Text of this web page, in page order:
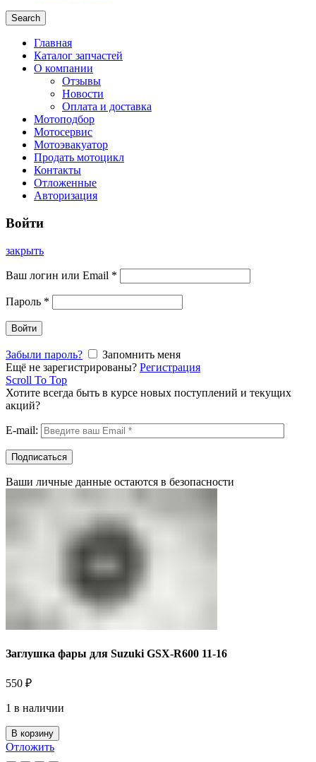
Search
Главная
Каталог запчастей
О компании
Отзывы
Новости
Оплата и доставка
Мотоподбор
Мотосервис
Мотоэвакуатор
Продать мотоцикл
Контакты
Отложенные
Авторизация
Войти
закрыть
Ваш логин или Email *
Пароль *
Войти
Забыли пароль?
Запомнить меня
Ещё не зарегистрированы? Регистрация
Scroll To Top
Хотите всегда быть в курсе новых поступлений и текущих
акций?
E-mail:
Ваши личные данные остаются в безопасности
Заглушка фары для Suzuki GSX-R600 11-16
550 ₽
1 в наличии
В корзину
Отложить